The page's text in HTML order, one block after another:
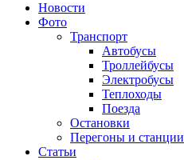
Новости
Фото
Транспорт
Автобусы
Троллейбусы
Электробусы
Теплоходы
Поезда
Остановки
Перегоны и станции
Статьи